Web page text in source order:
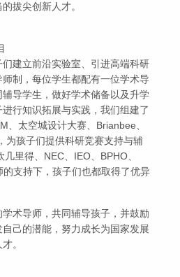
拔尖创新人才。
建立前沿实验室、引进高端科研
制，每位学生都配有一位学术导
导学生，做好学术储备以及升学
行知识拓展与实践，我们组建了
、太空城设计大赛、Brianbee、
为孩子们提供科研竞赛支持与辅
里得、NEC、IEO、BPHO、
支持下，孩子们也都取得了优异
术导师，共同辅导孩子，并鼓励
己的潜能，努力成长为国家发展
。